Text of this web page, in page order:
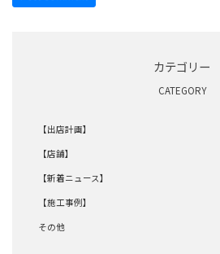
カテゴリー
CATEGORY
【出店計画】
【店舗】
【新着ニュース】
【施工事例】
その他